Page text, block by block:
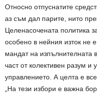
Относно отпуснатите
аз съм дал парите, нито
Целенасочената политика
особено в нейния изток не
мандат на изпълнителната
част от колективен разум и
управлението. А целта е
„На тези избори е важна